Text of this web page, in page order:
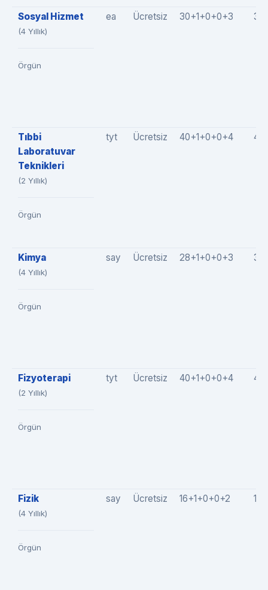
Sosyal Hizmet
(4 Yıllık)
Örgün
ea Ücretsiz 30+1+0+0+3
Tıbbi
Laboratuvar
Teknikleri
(2 Yıllık)
Örgün
tyt Ücretsiz 40+1+0+0+4
Kimya
(4 Yıllık)
Örgün
say Ücretsiz 28+1+0+0+3
Fizyoterapi
(2 Yıllık)
Örgün
tyt Ücretsiz 40+1+0+0+4
Fizik
(4 Yıllık)
Örgün
say Ücretsiz 16+1+0+0+2